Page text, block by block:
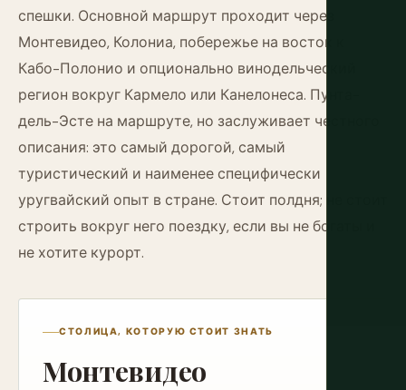
спешки. Основной маршрут проходит через
Монтевидео, Колониа, побережье на восток к
Кабо-Полонио и опционально винодельческий
регион вокруг Кармело или Канелонеса. Пунта-
дель-Эсте на маршруте, но заслуживает честного
описания: это самый дорогой, самый
туристический и наименее специфически
уругвайский опыт в стране. Стоит полдня; не стоит
строить вокруг него поездку, если вы не богаты и
не хотите курорт.
СТОЛИЦА, КОТОРУЮ СТОИТ ЗНАТЬ
Монтевидео